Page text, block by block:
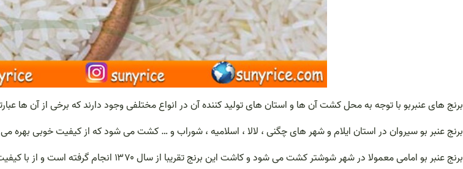
برنج های عنبربو با توجه به محل کشت آن ها و استان های تولید کننده آن در انواع مختلفی وجود دارند که برخی از آن ها
برنج عنبر بو سیروان در استان ایلام و شهر های چگنی ، لالا ، اسلامیه ، شوراب و … کشت می شود که از کیفیت خوبی بهره می
برنج عنبر بو امامی معمولا در شهر شوشتر کشت می شود و کاشت این برنج تقریبا از سال ۱۳۷۰ انجام گرفته است و از با کیفیت ترین برنج های عنبر بو که دارای یکدستی و فاقد ضایعات می باشد.